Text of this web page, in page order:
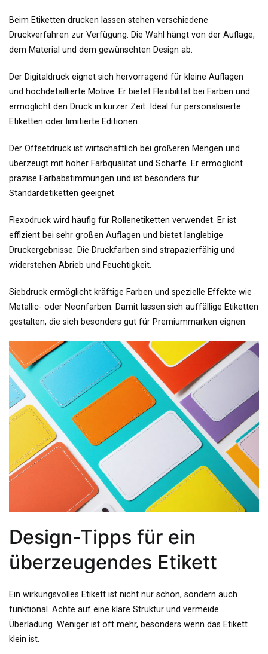
Beim Etiketten drucken lassen stehen verschiedene
Druckverfahren zur Verfügung. Die Wahl hängt von der Auflage,
dem Material und dem gewünschten Design ab.
Der Digitaldruck eignet sich hervorragend für kleine Auflagen
und hochdetaillierte Motive. Er bietet Flexibilität bei Farben und
ermöglicht den Druck in kurzer Zeit. Ideal für personalisierte
Etiketten oder limitierte Editionen.
Der Offsetdruck ist wirtschaftlich bei größeren Mengen und
überzeugt mit hoher Farbqualität und Schärfe. Er ermöglicht
präzise Farbabstimmungen und ist besonders für
Standardetiketten geeignet.
Flexodruck wird häufig für Rollenetiketten verwendet. Er ist
effizient bei sehr großen Auflagen und bietet langlebige
Druckergebnisse. Die Druckfarben sind strapazierfähig und
widerstehen Abrieb und Feuchtigkeit.
Siebdruck ermöglicht kräftige Farben und spezielle Effekte wie
Metallic- oder Neonfarben. Damit lassen sich auffällige Etiketten
gestalten, die sich besonders gut für Premiummarken eignen.
Design-Tipps für ein
überzeugendes Etikett
Ein wirkungsvolles Etikett ist nicht nur schön, sondern auch
funktional. Achte auf eine klare Struktur und vermeide
Überladung. Weniger ist oft mehr, besonders wenn das Etikett
klein ist.